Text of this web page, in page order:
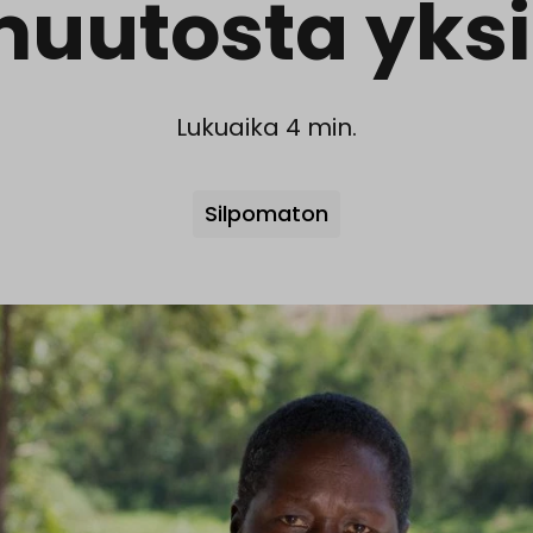
Lukuaika 4 min.
Avainsanat
Silpomaton